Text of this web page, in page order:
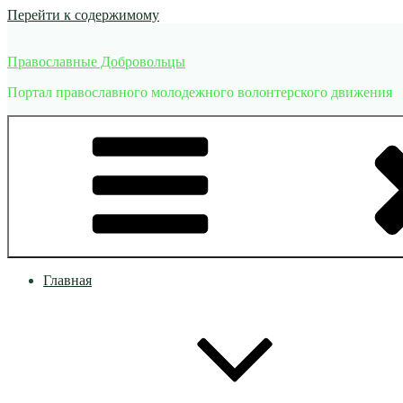
Перейти к содержимому
Православные Добровольцы
Портал православного молодежного волонтерского движения
Главная